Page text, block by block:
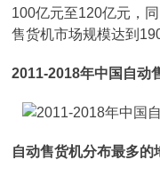
100亿元至120亿元，
售货机市场规模达到
2011-2018年中国自动
自动售货机分布最多